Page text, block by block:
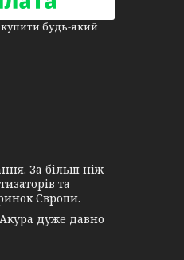
будь-який
За більш ніж
та
Європи.
дуже давно